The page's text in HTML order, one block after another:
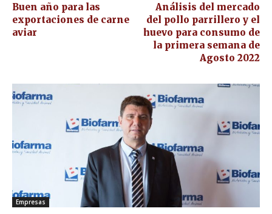
Buen año para las
exportaciones de carne
aviar
Análisis del mercado
del pollo parrillero y el
huevo para consumo de
la primera semana de
Agosto 2022
Empresas